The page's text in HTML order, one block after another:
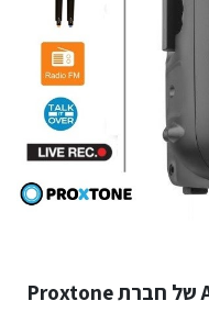
של חברתProxtone